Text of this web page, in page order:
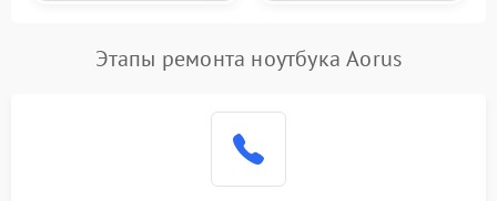
Этапы ремонта ноутбука Aorus